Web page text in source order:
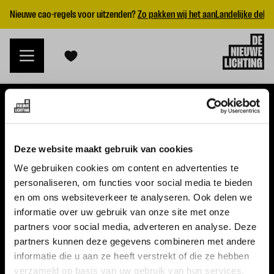
Deze website maakt gebruik van cookies
We gebruiken cookies om content en advertenties te
personaliseren, om functies voor social media te bieden
en om ons websiteverkeer te analyseren. Ook delen we
informatie over uw gebruik van onze site met onze
partners voor social media, adverteren en analyse. Deze
partners kunnen deze gegevens combineren met andere
informatie die u aan ze heeft verstrekt of die ze hebben
verzameld op basis van uw gebruik van hun services.
Nieuwe cao-regels voor uitzenden?Zo pakken wij het aanLandelijke
WERKGEVERS
Nieuwe cao uitzenden 2026
Vraag een offerte aan
VACATURES
Alle vacatures
Topvacatures